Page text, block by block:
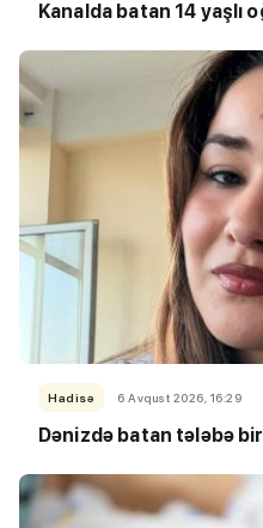
Kanalda batan 14 yaşlı
Hadisə 6 Avqust 2026, 16:29
Dənizdə batan tələbə bir